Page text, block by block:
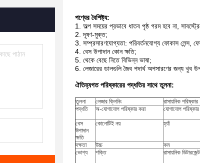
পণ্যের বৈশিষ্ট্য:
1. অল্প সময়ের প্রভাবে ধাতব পৃষ্ঠ গরম হবে না,
2. দূষণ-মুক্ত;
3. সম্প্রসারণযোগ্যতা: পরিবর্তনযোগ্য ফোকাস লেন্স,
4. বেস উপাদান কোন ক্ষতি;
5. থেকে বেছে নিতে বিভিন্ন ভাষা;
6. লেজারের ডালগুলি জৈব পদার্থ অপসারণের জন্য খুব
ঐতিহ্যগত পরিষ্কারের পদ্ধতির সাথে তুলনা:
তুলনা লেজার ক্লিনিং রাসায়নিক পরিষ্কার
পদ্ধতি
অ-যোগাযোগ পরিষ্কার করা যোগাযোগ পরিষ্কার
বেস
উপাদান
ক্ষতি
কোনোটিই নয় হ্যাঁ
দক্ষতা উচ্চ কম
ভোগ্য
শক্তি রাসায়নিক ডিটারজেন্ট